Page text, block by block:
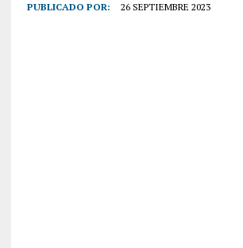
PUBLICADO POR: 26 SEPTIEMBRE 2023